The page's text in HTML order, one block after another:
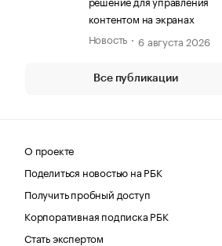
контентом на экранах
Новость
6 августа 2026
Все публикации
О проекте
Поделиться новостью на РБК
Получить пробный доступ
Корпоративная подписка РБК
Стать экспертом